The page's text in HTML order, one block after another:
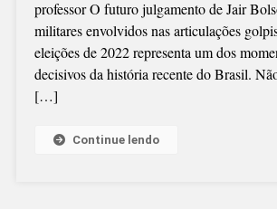
professor O futuro julgamento de Jair
militares envolvidos nas articulações
eleições de 2022 representa um dos
decisivos da história recente do Brasil.
[…]
Continue lendo